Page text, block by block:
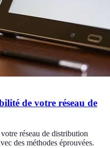
de votre réseau de
réseau de distribution
des méthodes éprouvées.